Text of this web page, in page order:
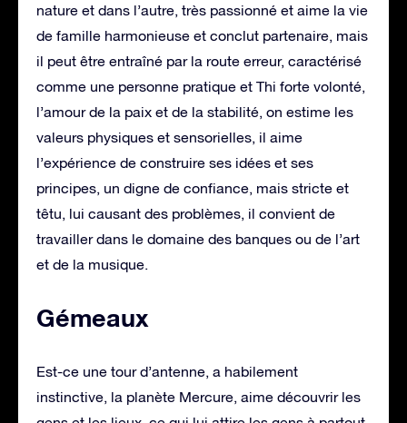
nature et dans l’autre, très passionné et aime la vie
de famille harmonieuse et conclut partenaire, mais
il peut être entraîné par la route erreur, caractérisé
comme une personne pratique et Thi forte volonté,
l’amour de la paix et de la stabilité, on estime les
valeurs physiques et sensorielles, il aime
l’expérience de construire ses idées et ses
principes, un digne de confiance, mais stricte et
têtu, lui causant des problèmes, il convient de
travailler dans le domaine des banques ou de l’art
et de la musique.
Gémeaux
Est-ce une tour d’antenne, a habilement
instinctive, la planète Mercure, aime découvrir les